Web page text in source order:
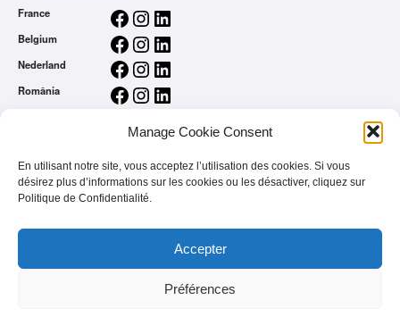
Manage Cookie Consent
En utilisant notre site, vous acceptez l’utilisation des cookies. Si vous
désirez plus d’informations sur les cookies ou les désactiver, cliquez sur
Politique de Confidentialité.
Accepter
Préférences
France Facebook Instagram LinkedIn
Belgium Facebook Instagram LinkedIn
Nederland Facebook Instagram LinkedIn
România Facebook Instagram LinkedIn
Politique de Confidentialité
L’app treetz
Vous êtes une marque
FAQ